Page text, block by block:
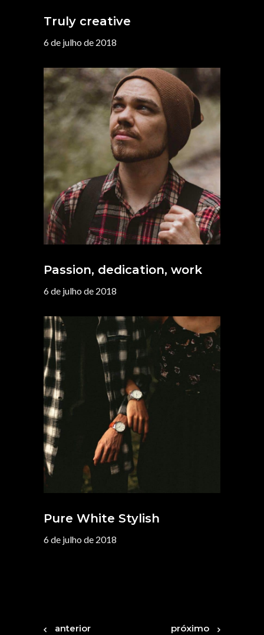
Truly creative
6 de julho de 2018
Passion, dedication, work
6 de julho de 2018
Pure White Stylish
6 de julho de 2018
anterior próximo